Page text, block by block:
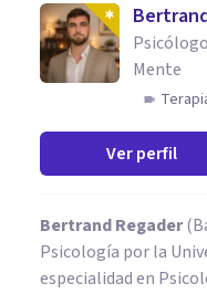
Mente
Ver perfil
Bertrand Regader
Psicología por la
especialidad en